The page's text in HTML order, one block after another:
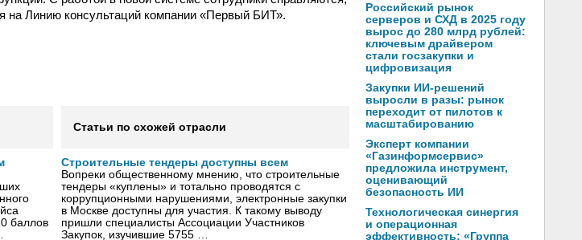
на Линию консультаций компании «Первый БИТ».
баллов
Статьи по схожей отрасли
Строительные тендеры доступны всем
Вопреки общественному мнению, что строительные
тендеры «куплены» и тотально проводятся с
коррупционными нарушениями, электронные закупки
в Москве доступны для участия. К такому выводу
пришли специалисты Ассоциации Участников
Закупок, изучившие 5755 …
Российский рынок
серверов и СХД в 2025 году
вырос до 280 млрд рублей:
ключевым драйвером
стали госзакупки и
цифровизация
Закупки ИИ-решений
выросли в разы: рынок
переходит от пилотов к
масштабированию
Эксперт компании
«Газинформсервис»
предложила инструмент,
оценивающий
безопасность ИИ
Технологическая синергия
и операционная
эффективность: «Группа